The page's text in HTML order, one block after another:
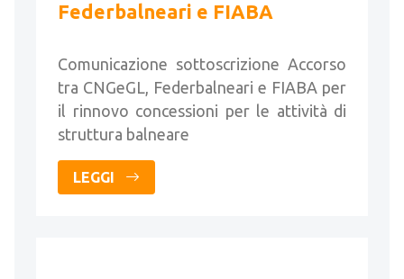
Federbalneari e FIABA
Comunicazione sottoscrizione Accorso
tra CNGeGL, Federbalneari e FIABA per
il rinnovo concessioni per le attività di
struttura balneare
LEGGI